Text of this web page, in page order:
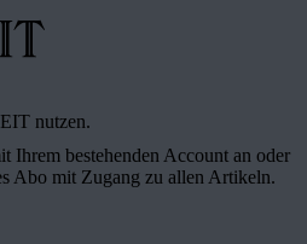
nutzen.
Ihrem bestehenden Account an oder
Abo mit Zugang zu allen Artikeln.